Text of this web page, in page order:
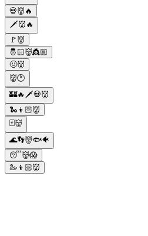
💀👹🔥
🗡️👹🔥
🚩👹
🤴🏻👹👸🏼
🤢👹
👹🕐
🏰🔥🗡️💀👹
🐍👦🏻👹
🃏👹
🌊👣👹🐟🐠
😴👹😱
🦢👦🏻👹